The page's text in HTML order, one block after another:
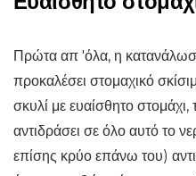
Πρώτα απ 'όλα, η
προκαλέσει στομαχικό
σκυλί με ευαίσθητο
αντιδράσει σε όλο αυτό το
επίσης κρύο επάνω του)